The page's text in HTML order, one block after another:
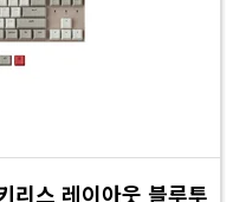
스 레이아웃 블루투